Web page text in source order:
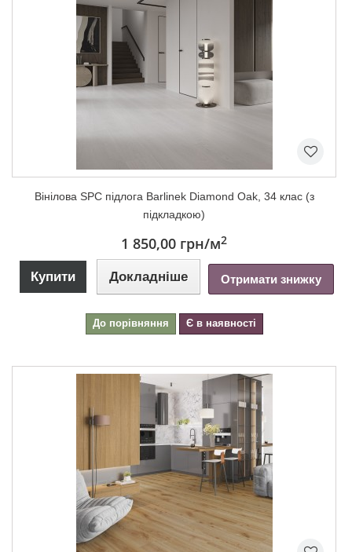
Вінілова SPC підлога Barlinek Diamond Oak, 34 клас (з
підкладкою)
1 850,00 грн/м2
Купити Докладніше Отримати знижку
До порівняння Є в наявності